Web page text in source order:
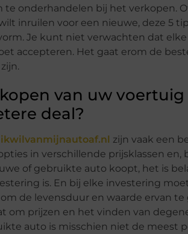
te onderhandelen bij het verkopen.
inruilen voor een nieuwe, deze 5
Je kunt niet verwachten dat
accepteren. Het gaat erom de
van uw
deal?
ikwilvanmijnautoaf.nl zijn vaak een
in verschillende prijsklassen en,
of gebruikte auto koopt, het is
is. En bij elke investering
de levensduur en waarde ervan te
om prijzen en het vinden van
auto is misschien niet de meest